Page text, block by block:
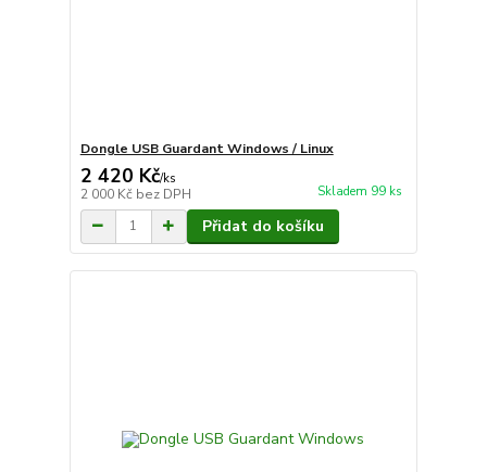
Dongle USB Guardant Windows / Linux
2 420 Kč/ks
2 000 Kč bez DPH Skladem 99 ks
Přidat do košíku